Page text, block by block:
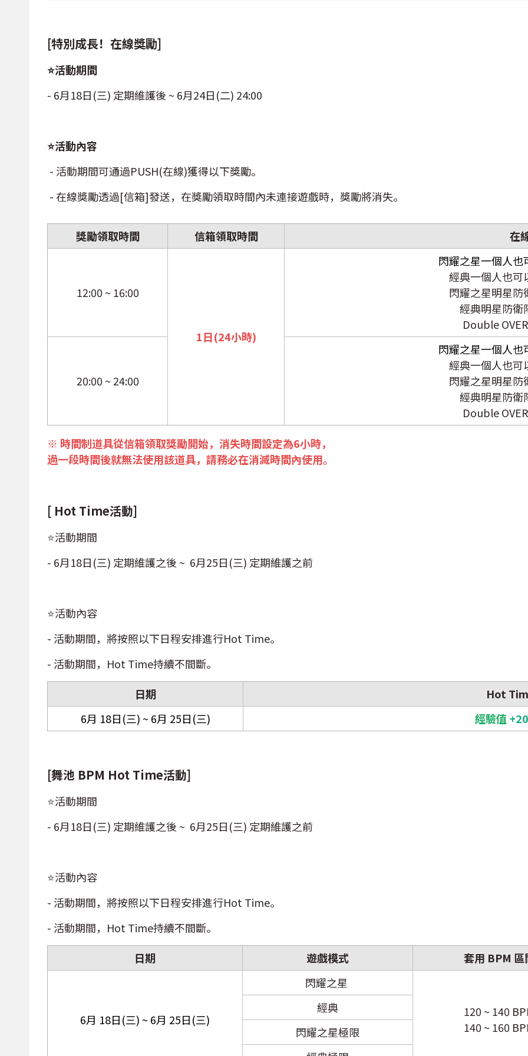
[特別成長！在線獎勵]
⭐活動期間
- 6月18日(三) 定期維護後 ~ 6月24日(二) 24:00
⭐活動內容
- 活動期間可通過PUSH(在線)獲得以下獎勵。
- 在線獎勵透過[信箱]發送，在獎勵領取時間內未連接遊戲時，獎勵將消失。
獎勵領取時間 信箱領取時間 在
12:00 ~ 16:00
1日(24小時)
閃耀之星一個人也
經典一個人也可
閃耀之星明星防
經典明星防衛
Double
20:00 ~ 24:00
閃耀之星一個人也
經典一個人也可
閃耀之星明星防
經典明星防衛
Double
※ 時間制道具從信箱領取獎勵開始，消失時間設定為6小時，
過一段時間後就無法使用該道具，請務必在消滅時間內使用。
[ Hot Time活動]
⭐活動期間
- 6月18日(三) 定期維護之後 ~ 6月25日(三) 定期維護之前
⭐活動內容
- 活動期間，將按照以下日程安排進行Hot Time。
- 活動期間，Hot Time持續不間斷。
日期
Hot
6月 18日(三) ~ 6月 25日(三)
經驗值
[舞池 BPM Hot Time活動]
⭐活動期間
- 6月18日(三) 定期維護之後 ~ 6月25日(三) 定期維護之前
⭐活動內容
- 活動期間，將按照以下日程安排進行Hot Time。
- 活動期間，Hot Time持續不間斷。
日期
遊戲模式 套用 BPM 區
6月 18日(三) ~ 6月 25日(三)
閃耀之星
120 ~ 140
140 ~ 160
經典
閃耀之星極限